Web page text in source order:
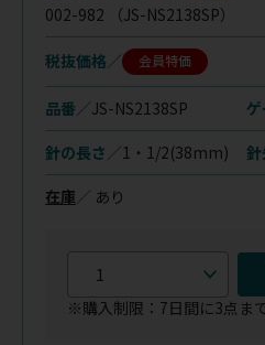
002-982 （JS-NS2138SP）
税抜価格 会員特価
品番／JS-NS2138SP
針の長さ／1・1/2(38mm)
在庫 ／ あり
※購入制限：7日間に3点ま